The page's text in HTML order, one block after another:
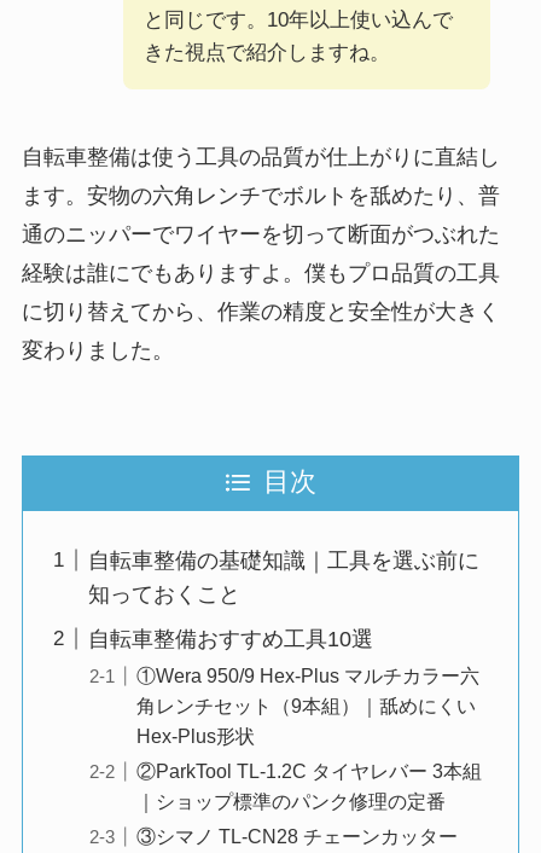
と同じです。10年以上使い込んで
きた視点で紹介しますね。
自転車整備は使う工具の品質が仕上がりに直結し
ます。安物の六角レンチでボルトを舐めたり、普
通のニッパーでワイヤーを切って断面がつぶれた
経験は誰にでもありますよ。僕もプロ品質の工具
に切り替えてから、作業の精度と安全性が大きく
変わりました。
目次
自転車整備の基礎知識｜工具を選ぶ前に
知っておくこと
自転車整備おすすめ工具10選
①Wera 950/9 Hex-Plus マルチカラー六
角レンチセット（9本組）｜舐めにくい
Hex-Plus形状
②ParkTool TL-1.2C タイヤレバー 3本組
｜ショップ標準のパンク修理の定番
③シマノ TL-CN28 チェーンカッター